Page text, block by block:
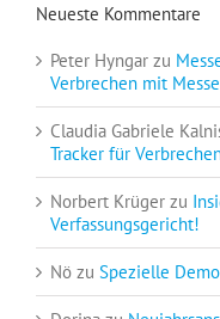
Neueste Kommentare
Peter Hyngar zu
Verbrechen mit
Claudia Gabriele
Tracker für
Norbert Krüger zu
Verfassungsgericht!
Nö zu Spezielle